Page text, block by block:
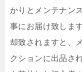
かりとメンテナン
事にお届け致しま
却致されますと、
クションに出品さ